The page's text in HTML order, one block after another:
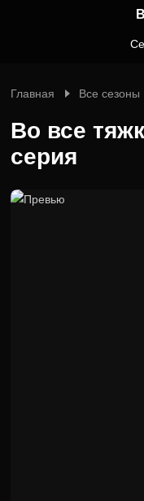
Главная Все сезоны
Во все
серия